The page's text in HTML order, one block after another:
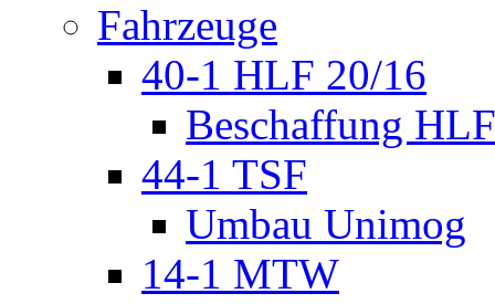
Fahrzeuge
40-1 HLF 20/16
Beschaffung HLF
44-1 TSF
Umbau Unimog
14-1 MTW